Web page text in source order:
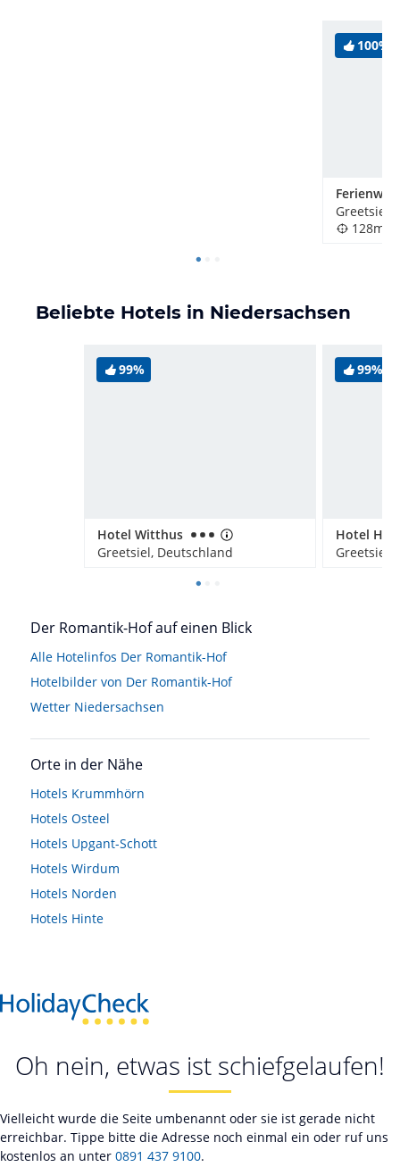
100%
Greetsiel,
128m
Beliebte Hotels in Niedersachsen
99%
Hotel Witthus
Greetsiel, Deutschland
99%
Hotel
Greetsiel,
Der Romantik-Hof auf einen Blick
Alle Hotelinfos Der Romantik-Hof
Hotelbilder von Der Romantik-Hof
Wetter Niedersachsen
Orte in der Nähe
Hotels Krummhörn
Hotels Osteel
Hotels Upgant-Schott
Hotels Wirdum
Hotels Norden
Hotels Hinte
Oh nein, etwas ist schiefgelaufen!
Vielleicht wurde die Seite umbenannt oder sie ist gerade nicht
erreichbar. Tippe bitte die Adresse noch einmal ein oder ruf uns
kostenlos an unter 0891 437 9100.